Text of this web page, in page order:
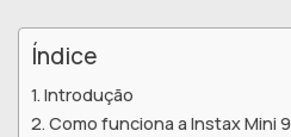
Índice
Introdução
Como funciona a Instax Mini 9